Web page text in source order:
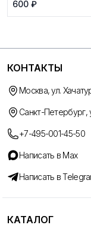
600 ₽
КОНТАКТЫ
Москва, ул.
Санкт-Петербург,
+7-495-001-45-50
Написать в Max
Написать в
КАТАЛОГ